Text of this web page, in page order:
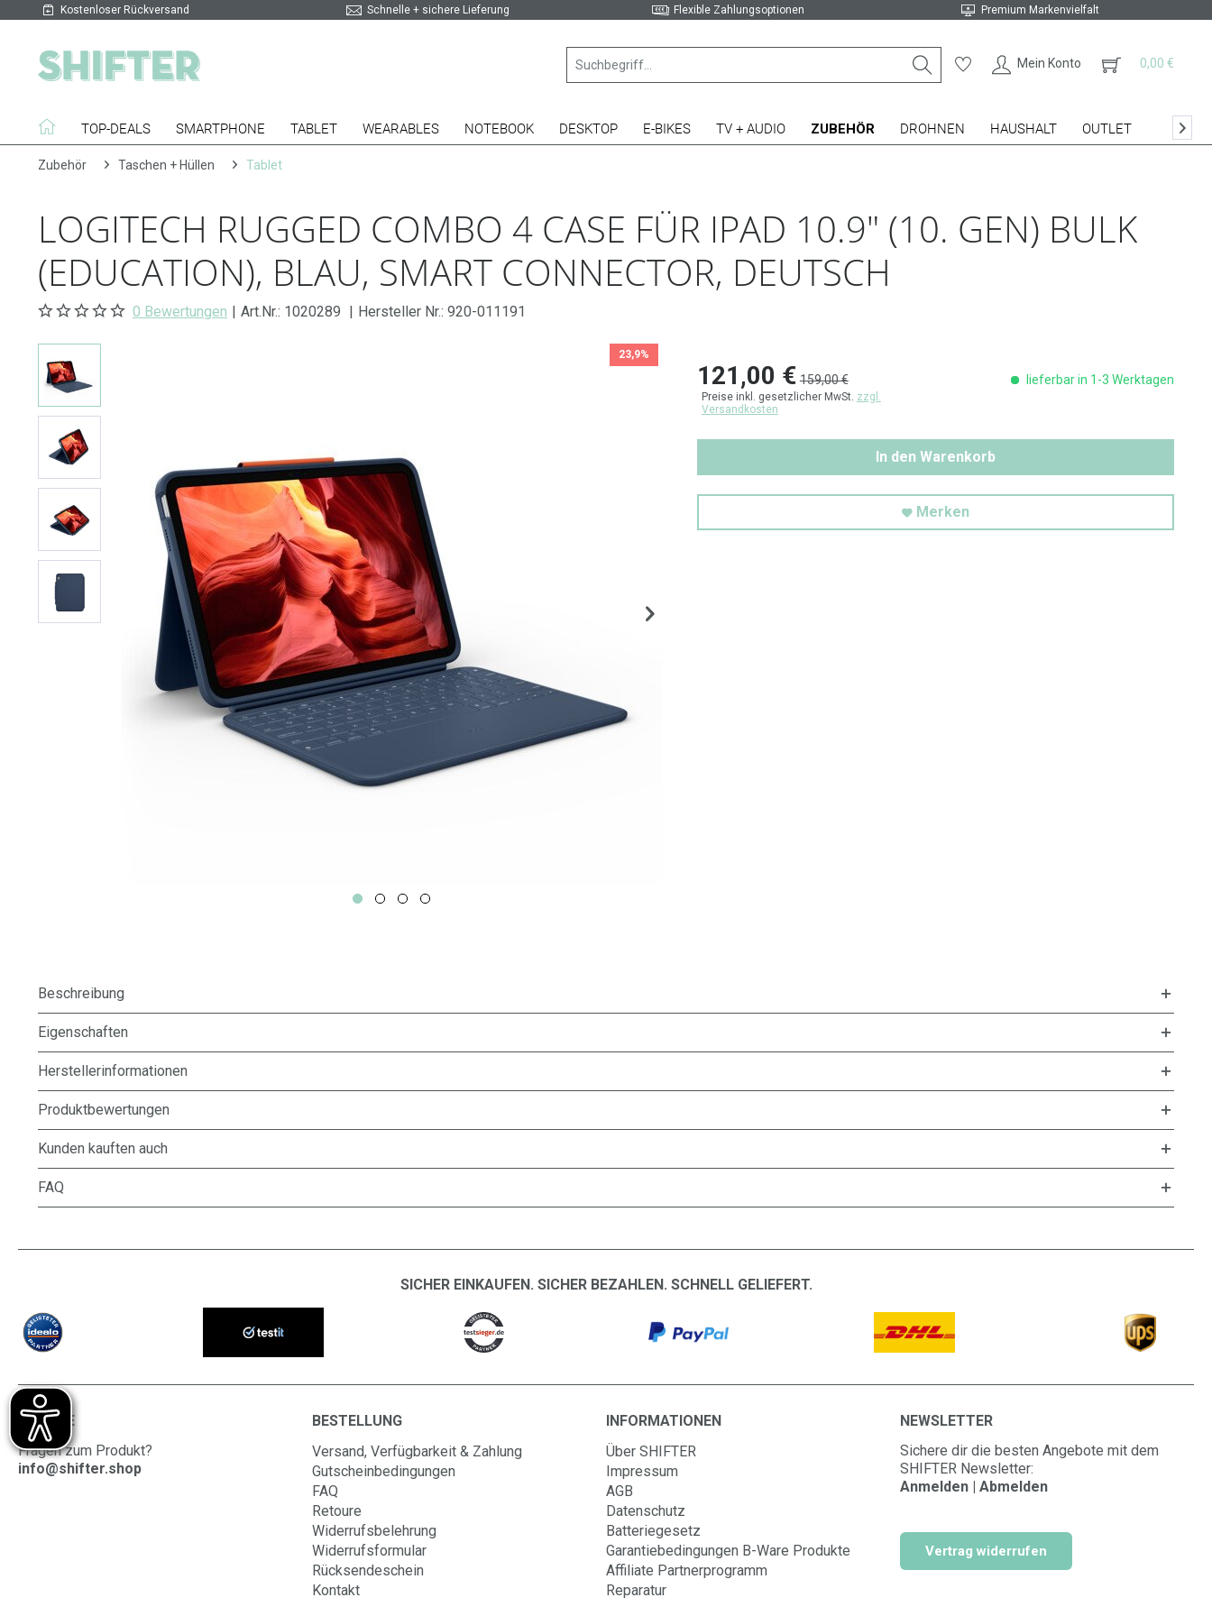
Kostenloser Rückversand Schnelle + sichere Lieferung Flexible Zahlungsoptionen Premium Markenvielfalt
Mein Konto 0,00 €
TOP-DEALS SMARTPHONE TABLET WEARABLES NOTEBOOK DESKTOP E-BIKES TV + AUDIO ZUBEHÖR DROHNEN HAUSHALT OUTLET 
Zubehör Taschen + Hüllen Tablet
LOGITECH RUGGED COMBO 4 CASE FÜR IPAD 10.9" (10. GEN) BULK
(EDUCATION), BLAU, SMART CONNECTOR, DEUTSCH
0 Bewertungen | Art.Nr.: 1020289 | Hersteller Nr.: 920-011191
23,9%
121,00 € 159,00 €
Preise inkl. gesetzlicher MwSt. zzgl.
Versandkosten
lieferbar in 1-3 Werktagen
In den Warenkorb
Merken
Beschreibung
Eigenschaften
Herstellerinformationen
Produktbewertungen
Kunden kauften auch
FAQ
SICHER EINKAUFEN. SICHER BEZAHLEN. SCHNELL GELIEFERT.
SERVICE
Fragen zum Produkt?
info@shifter.shop
BESTELLUNG
Versand, Verfügbarkeit & Zahlung
Gutscheinbedingungen
FAQ
Retoure
Widerrufsbelehrung
Widerrufsformular
Rücksendeschein
Kontakt
INFORMATIONEN
Über SHIFTER
Impressum
AGB
Datenschutz
Batteriegesetz
Garantiebedingungen B-Ware Produkte
Affiliate Partnerprogramm
Reparatur
NEWSLETTER
Sichere dir die besten Angebote mit dem
SHIFTER Newsletter:
Anmelden | Abmelden
Vertrag widerrufen